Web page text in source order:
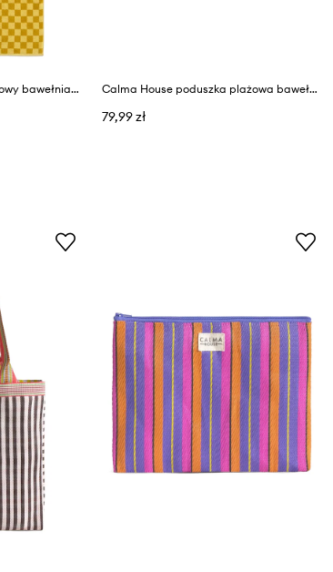
Calma House ręcznik plażowy bawełniany 100 x 180 cm Calma House poduszka plażowa bawełniana 20 x 30 cm
79,99 zł